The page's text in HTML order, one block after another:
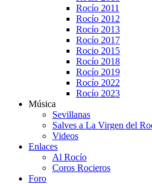
Rocío 2011
Rocío 2012
Rocío 2013
Rocío 2017
Rocio 2015
Rocío 2018
Rocío 2019
Rocío 2022
Rocío 2023
Música
Sevillanas
Salves a La Virgen del
Videos
Enlaces
Al Rocío
Coros Rocieros
Foro